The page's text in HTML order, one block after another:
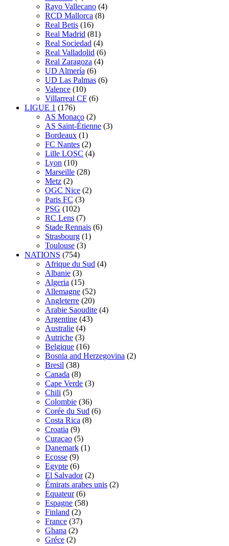
Rayo Vallecano (4)
RCD Mallorca (8)
Real Betis (16)
Real Madrid (81)
Real Sociedad (4)
Real Valladolid (6)
Real Zaragoza (4)
UD Almería (6)
UD Las Palmas (6)
Valence (10)
Villarreal CF (6)
LIGUE 1 (176)
AS Monaco (2)
AS Saint-Étienne (3)
Bordeaux (1)
FC Nantes (2)
Lille LOSC (4)
Lyon (10)
Marseille (28)
Metz (2)
OGC Nice (2)
Paris FC (3)
PSG (102)
RC Lens (7)
Stade Rennais (6)
Strasbourg (1)
Toulouse (3)
NATIONS (754)
Afrique du Sud (4)
Albanie (3)
Algeria (15)
Allemagne (52)
Angleterre (20)
Arabie Saoudite (4)
Argentine (43)
Australie (4)
Autriche (3)
Belgique (16)
Bosnia and Herzegovina (2)
Bresil (38)
Canada (8)
Cape Verde (3)
Chili (5)
Colombie (36)
Corée du Sud (6)
Costa Rica (8)
Croatia (9)
Curaçao (5)
Danemark (1)
Ecosse (9)
Egypte (6)
El Salvador (2)
Émirats arabes unis (2)
Equateur (6)
Espagne (58)
Finland (2)
France (37)
Ghana (2)
Gréce (2)